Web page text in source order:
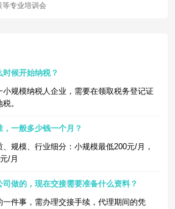
等专业培训会
候开始纳税？
小规模纳税人企业，需要在领取税务登记证
。
一般多少钱一个月？
规模、行业细分：小规模最低200元/月，
/月
做的，现在交接需要准备什么资料？
一件事，需办理交接手续，代理期间的凭